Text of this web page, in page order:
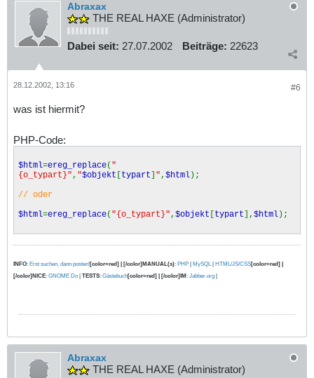
Abraxax
THE REAL HAXE (Administrator)
Dabei seit: 27.07.2002 Beiträge: 22623
#6
28.12.2002, 13:16
was ist hiermit?
PHP-Code:
$html=ereg_replace( "
{o_typart}" , "$objekt [typart] " , $html);
// oder
$html=ereg_replace( "{o_typart}" , $objekt [typart], $html);
INFO: Erst suchen, dann posten![color=red] | [/color]MANUAL(s): PHP | MySQL | HTML/JS/CSS[color=red] |
[/color]NICE: GNOME Do | TESTS: Gästebuch[color=red] | [/color]IM: Jabber.org |
Abraxax
THE REAL HAXE (Administrator)